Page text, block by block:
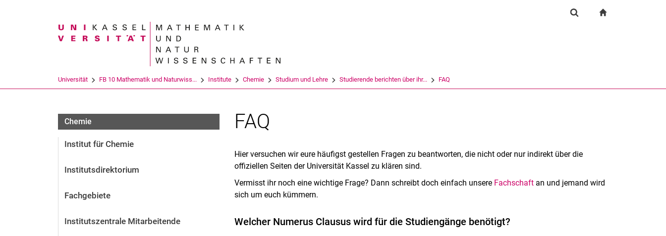
Suchbegriff
Universität FB 10 Mathematik und Naturwiss... Institute Chemie Studium und Lehre Studierende berichten über ihr... FAQ
Chemie
Institut für Chemie
Institutsdirektorium
Fachgebiete
Institutszentrale Mitarbeitende
FAQ
Hier versuchen wir eure häufigst gestellen Fragen zu beantworten, die nicht oder nur indirekt über die
offiziellen Seiten der Universität Kassel zu klären sind.
Vermisst ihr noch eine wichtige Frage? Dann schreibt doch einfach unsere Fachschaft an und jemand wird
sich um euch kümmern.
Welcher Numerus Clausus wird für die Studiengänge benötigt?